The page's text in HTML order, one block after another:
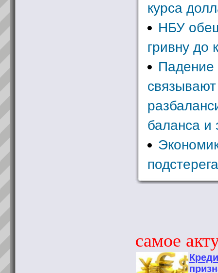
курса
НБУ
гривну до
Падение
баланса и
самое